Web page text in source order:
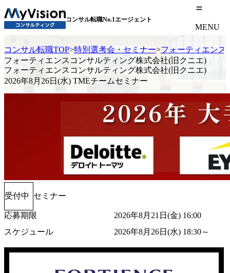
コンサル転職No.1エージェント
MENU
コンサル転職TOP>特別選考会・セミナー>フォーティエンス
フォーティエンスコンサルティング株式会社(旧クニエ)
フォーティエンスコンサルティング株式会社(旧クニエ)
2026年8月26日(水) TMEチームセミナー
受付中 セミナー
応募期限
2026年8月21日(金) 16:00
スケジュール
2026年8月26日(水) 18:30～